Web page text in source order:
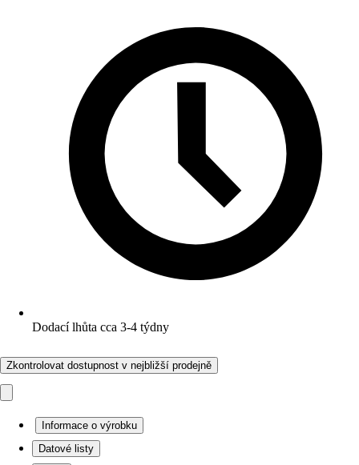
Dodací lhůta cca 3-4 týdny
Zkontrolovat dostupnost v nejbližší prodejně
Informace o výrobku
Datové listy